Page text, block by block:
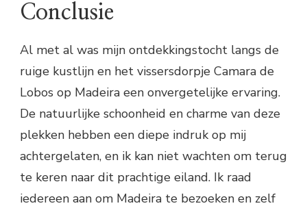
Conclusie
Al met al was mijn ontdekkingstocht langs de
ruige kustlijn en het vissersdorpje Camara de
Lobos op Madeira een onvergetelijke ervaring.
De natuurlijke schoonheid en charme van deze
plekken hebben een diepe indruk op mij
achtergelaten, en ik kan niet wachten om terug
te keren naar dit prachtige eiland. Ik raad
iedereen aan om Madeira te bezoeken en zelf